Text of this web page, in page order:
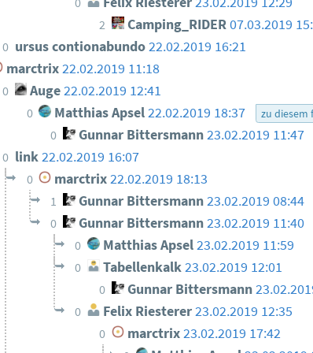
2 Camping_RIDER07.03.2019
0 ursus contionabundo22.02.2019 16:21
marctrix22.02.2019 11:18
0 Auge 22.02.2019 12:41
0 Matthias Apsel22.02.2019 18:37 zu diesem
0 Gunnar Bittersmann23.02.2019 11:47
0 link22.02.2019 16:07
0 marctrix22.02.2019 18:13
1 Gunnar Bittersmann23.02.2019 08:44
0 Gunnar Bittersmann23.02.2019 11:40
0 Matthias Apsel23.02.2019 11:59
0 Tabellenkalk23.02.2019 12:01
0 Gunnar Bittersmann
0 Felix Riesterer23.02.2019 12:35
0 marctrix23.02.2019 17:42